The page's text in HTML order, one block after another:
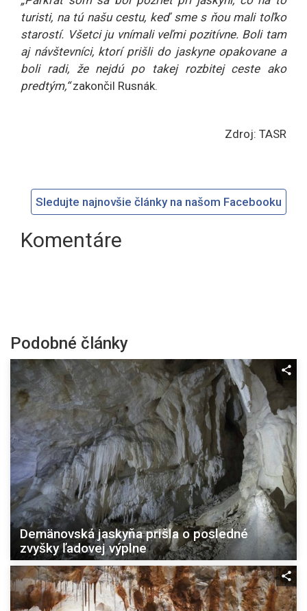
turisti, na tú našu cestu, keď sme s ňou mali toľko
starostí. Všetci ju vnímali veľmi pozitívne. Boli tam
aj návštevníci, ktorí prišli do jaskyne opakovane a
boli radi, že nejdú po takej rozbitej ceste ako
predtým,“zakončil Rusnák.
Zdroj: TASR
Sledujte najnovšie články na našom Facebooku
Komentáre
Podobné články
Demänovská jaskyňa prišla o posledné
zvyšky ľadovej výplne